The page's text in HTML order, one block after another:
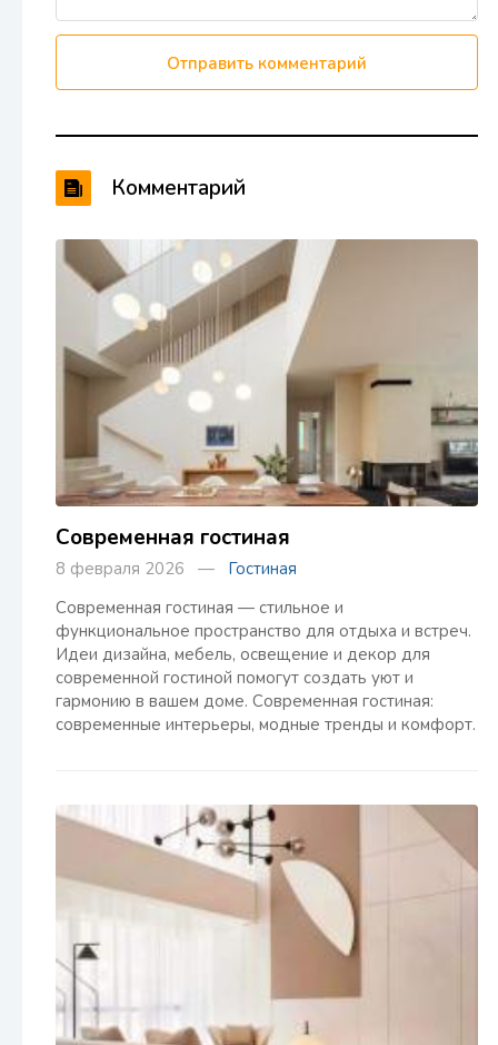
Отправить комментарий
Комментарий
Современная гостиная
8 февраля 2026 — Гостиная
Современная гостиная — стильное и
функциональное пространство для отдыха и встреч.
Идеи дизайна, мебель, освещение и декор для
современной гостиной помогут создать уют и
гармонию в вашем доме. Современная гостиная:
современные интерьеры, модные тренды и комфорт.